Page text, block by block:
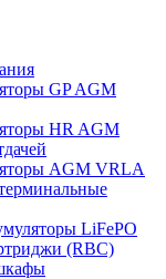
GP AGM
HR AGM
AGM VRLA
LiFePO
(RBC)